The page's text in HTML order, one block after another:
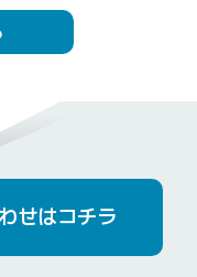
】災害ボランティアセ
市民活動支援補助金
コース）採択団体を
せはコチラ